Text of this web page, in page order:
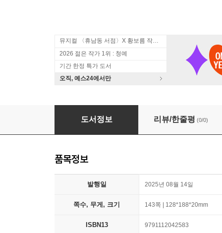
뮤지컬 〈휴남동 서점〉X 황보름 작가 북토크
2026 젊은 작가 1위 : 청예
기간 한정 특가 도서
오직, 예스24에서만
삼신 : 한양도성 영아살해 편
도서정보 리뷰/한줄평 (0/0)
품목정보
발행일 2025년 08월 14일
쪽수, 무게, 크기 143쪽 | 128*188*20mm
ISBN13 9791112042583